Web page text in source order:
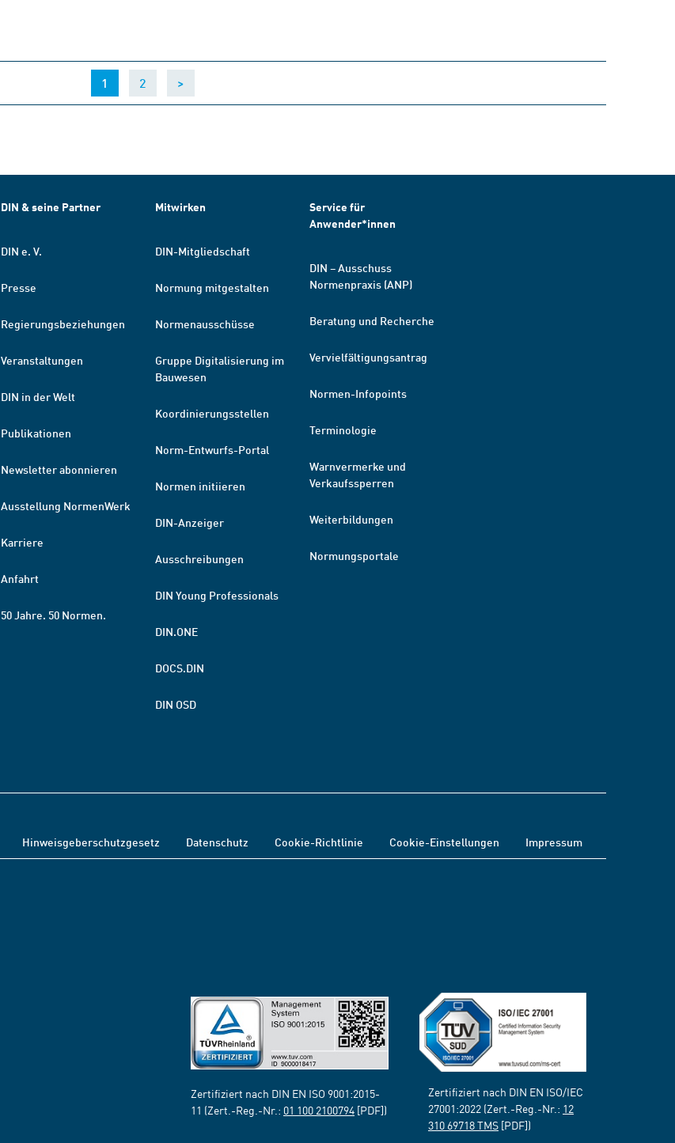
1 (current)
2 >
DIN & seine Partner
DIN e. V.
Presse
Regierungsbeziehungen
Veranstaltungen
DIN in der Welt
Publikationen
Newsletter abonnieren
Ausstellung NormenWerk
Karriere
Anfahrt
50 Jahre. 50 Normen.
Mitwirken
DIN-Mitgliedschaft
Normung mitgestalten
Normenausschüsse
Gruppe Digitalisierung im
Bauwesen
Koordinierungsstellen
Norm-Entwurfs-Portal
Normen initiieren
DIN-Anzeiger
Ausschreibungen
DIN Young Professionals
DIN.ONE
DOCS.DIN
DIN OSD
Service für
Anwender*innen
DIN – Ausschuss
Normenpraxis (ANP)
Beratung und Recherche
Vervielfältigungsantrag
Normen-Infopoints
Terminologie
Warnvermerke und
Verkaufssperren
Weiterbildungen
Normungsportale
Hinweisgeberschutzgesetz Datenschutz Cookie-Richtlinie Cookie-Einstellungen Impressum
Zertifiziert nach DIN EN ISO 9001:2015-
11 (Zert.-Reg.-Nr.: 01 100 2100794 [PDF])
Zertifiziert nach DIN EN ISO/IEC
27001:2022 (Zert.-Reg.-Nr.: 12
310 69718 TMS [PDF])